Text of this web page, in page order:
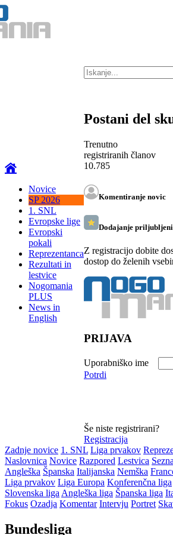
Novice
SP 2026
1. SNL
Evropske lige
Evropski
pokali
Reprezentanca
Rezultati in
lestvice
Nogomania
PLUS
News in
English
Postani del
Trenutno
registriranih članov
10.785
Komentiranje novic
Dodajanje
Z registracijo dobite
dostop do želenih
PRIJAVA
Uporabniško ime
Potrdi
Še niste registrirani?
Registracija
Zadnje novice 1. SNL Liga prvakov
Naslovnica Novice Razpored Lestvica
Angleška Španska Italijanska Nemška
Liga prvakov Liga Europa Konferenčna liga
Slovenska liga Angleška liga Španska liga
Fokus Ozadja Komentar Intervju Portret
Bundesliga